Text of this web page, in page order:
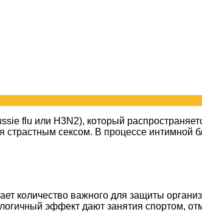
flu или H3N2), который
сексом. В процессе интимной
количество важного для защиты
эффект дают занятия спортом,